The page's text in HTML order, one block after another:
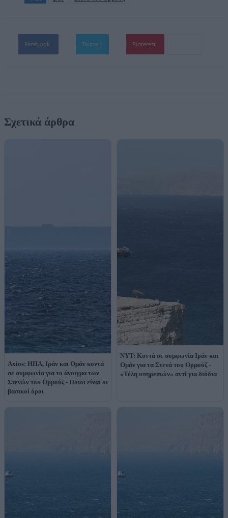
Facebook Twitter Pinterest
Σχετικά άρθρα
Axios: ΗΠΑ, Ιράν και Ομάν κοντά
σε συμφωνία για το άνοιγμα των
Στενών του Ορμούζ - Ποιοι είναι οι
βασικοί όροι
NYT: Κοντά σε συμφωνία Ιράν και
Ομάν για τα Στενά του Ορμούζ -
«Τέλη υπηρεσιών» αντί για διόδια